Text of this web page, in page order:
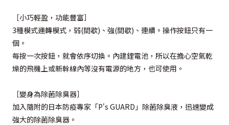
［小巧輕盈，功能豐富］
3種模式運轉模式，弱(間歇)、強(間歇)、連續。操作按鈕只有一
個。
每按一次按鈕，就會依序切換。內建鋰電池，所以在擔心空氣乾
燥的飛機上或新幹線內等沒有電源的地方，也可使用。
［變身為除菌除臭器］
加入隨附的日本防疫專家「P's GUARD」除菌除臭液，迅速變成
強大的除菌除臭器。